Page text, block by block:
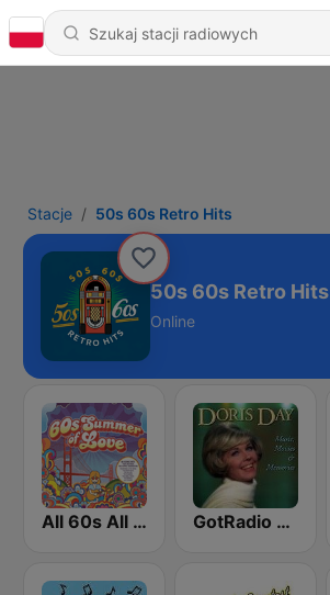
Stacje 50s 60s Retro Hits
50s 60s Retro Hits
Online
All 60s All The Time GotRadio - 50s